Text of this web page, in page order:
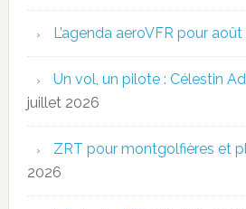
L’agenda aeroVFR pour
Un vol, un pilote : Célestin
juillet 2026
ZRT pour montgolfières et
2026